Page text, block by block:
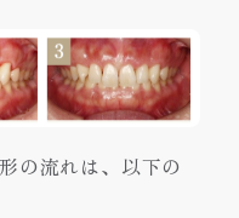
の流れは、以下の